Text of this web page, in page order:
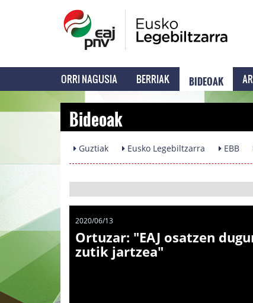
ORRI NAGUSIA BERRIAK BIDEOAK
Bideoak
Guztiak Eusko Legebiltzarra EBB
2020/06/13
Ortuzar: "EAJ osatzen
zutik jartzea"